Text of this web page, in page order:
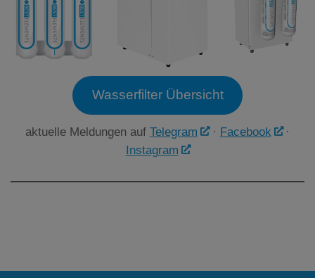
Wasserfilter Übersicht
aktuelle Meldungen auf Telegram · Facebook
·
Instagram